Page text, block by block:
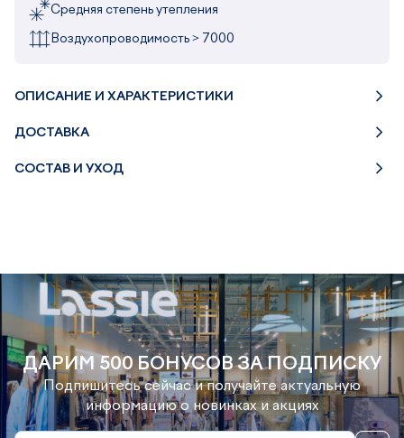
Средняя степень утепления
Воздухопроводимость > 7000
ОПИСАНИЕ И ХАРАКТЕРИСТИКИ
ДОСТАВКА
СОСТАВ И УХОД
ДАРИМ 500 БОНУСОВ ЗА ПОДПИСКУ
Подпишитесь сейчас и получайте актуальную
информацию о новинках и акциях